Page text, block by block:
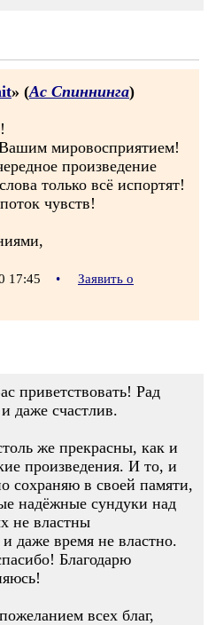
» (Ас Спиннинга)
мировосприятием!
произведение
только всё испортят!
чувств!
17:45 •
Заявить о
приветствовать! Рад
даже счастлив.
же прекрасны, как и
произведения. И то, и
сохраняю в своей памяти,
надёжные сундуки над
не властны
и даже время не властно.
Благодарю
всех благ,